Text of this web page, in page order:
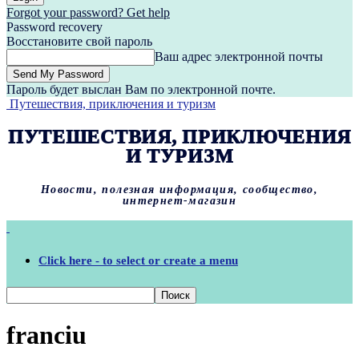
Forgot your password? Get help
Password recovery
Восстановите свой пароль
Ваш адрес электронной почты
Пароль будет выслан Вам по электронной почте.
Путешествия, приключения и туризм
ПУТЕШЕСТВИЯ, ПРИКЛЮЧЕНИЯ
И ТУРИЗМ
Новости, полезная информация, сообщество,
интернет-магазин
Click here - to select or create a menu
franciu